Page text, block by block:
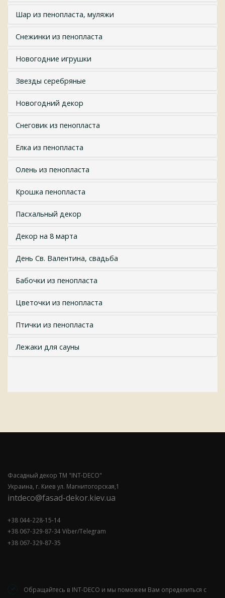
Шар из пенопласта, муляжи
Снежинки из пенопласта
Новогодние игрушки
Звезды серебряные
Новогодний декор
Снеговик из пенопласта
Елка из пенопласта
Олень из пенопласта
Крошка пенопласта
Пасхальный декор
Декор на 8 марта
День Св. Валентина, свадьба
Бабочки из пенопласта
Цветочки из пенопласта
Птички из пенопласта
Лежаки для сауны
Фасадный декор ТМ "INT-DECO"
Украина, г. Киев ул. Магнитогорская,1
intdeco@fasad-dekor.kiev.ua
+38 044-228-15-14
+38 067-329-87-34 Viber/Telegram
+38 067-329-87-35
Обращайтесь в INT-DECO и мы поможем Вам определиться с